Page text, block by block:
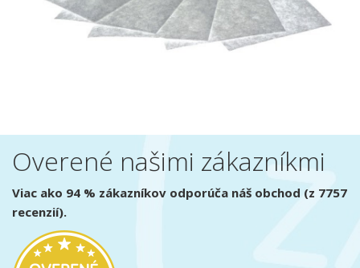
Overené našimi zákazníkmi
Viac ako 94 % zákazníkov odporúča náš obchod (z 7757
recenzií).